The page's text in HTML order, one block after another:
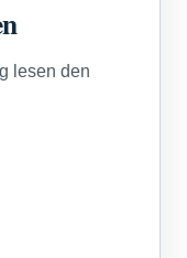
lesen den